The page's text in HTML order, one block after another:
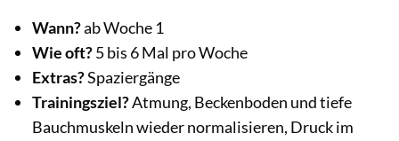
Wann?ab Woche 1
Wie oft?5 bis 6 Mal pro Woche
Extras?Spaziergänge
Trainingsziel?Atmung, Beckenboden und tiefe
Bauchmuskeln wieder normalisieren, Druck im